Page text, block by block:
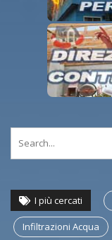
I più cercati
Infiltrazioni Acqua